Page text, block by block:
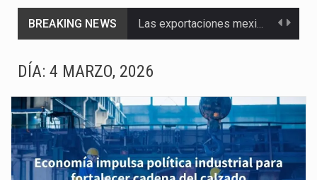
BREAKING NEWS Las exportaciones mexicanas de vehículos ligeros disminuyeron 9.67 % en julio a tasa anual, alcanzando…
Solo el 17.8 % de las empresas en México se considera totalmente preparada para la…
Ante la suspensión temporal de las inspecciones sanitarias del Departamento de Agricultura de Estados Unidos…
DÍA: 4 MARZO, 2026